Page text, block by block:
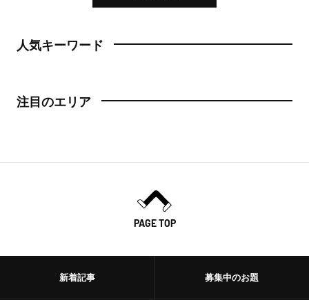
人気キーワード
注目のエリア
PAGE TOP
新着記事 募集中のお題